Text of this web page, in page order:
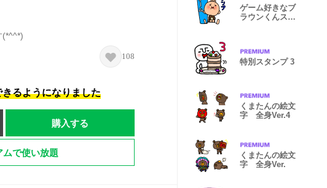
(*^^*)
108
るようになりました
購入する
ムで使い放題
ゲーム好きなブ
ラウンくんスタ
特別スタンプ 3
くまたんの絵文
字 全身Ver.4
くまたんの絵文
字 全身Ver.